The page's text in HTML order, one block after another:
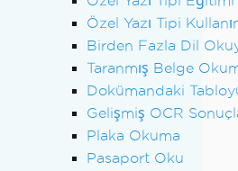
Özel Yazı Tipi
Birden Fazla Dil
Taranmış Belge
Dokümandaki
Gelişmiş OCR
Plaka Okuma
Pasaport Oku